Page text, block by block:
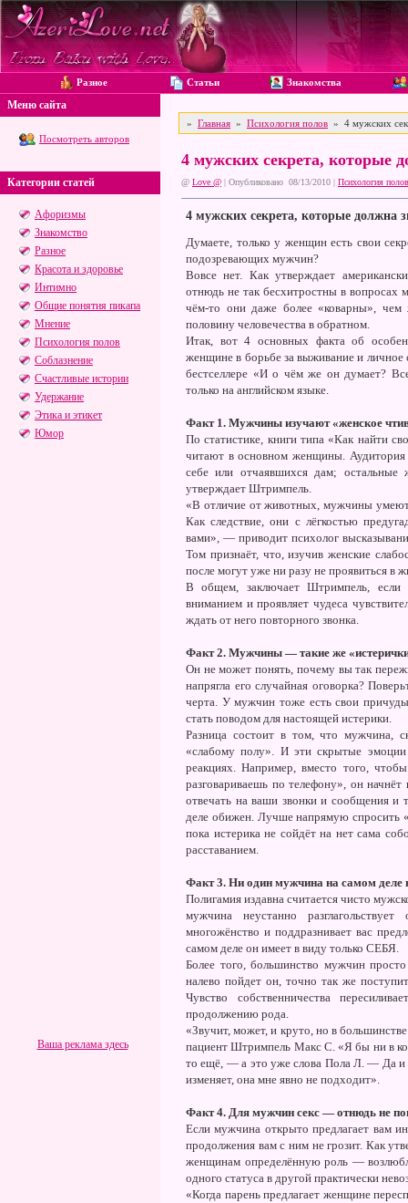
Разное Статьи Знакомства
Меню сайта
Посмотреть авторов
Категории статей
Афоризмы
Знакомство
Разное
Красота и здоровье
Интимно
Общие понятия пикапа
Мнение
Психология полов
Соблазнение
Счастливые истории
Удержание
Этика и этикет
Юмор
Ваша реклама здесь
» Главная » Психология полов » 4 мужских
4 мужских секрета, которые
@ Love @ | Опубликовано 08/13/2010 | Психология полов
4 мужских секрета, которые должна
Думаете, только у женщин есть свои
подозревающих мужчин?
Вовсе нет. Как утверждает
отнюдь не так бесхитростны в вопросах
чём-то они даже более «коварны»,
половину человечества в обратном.
Итак, вот 4 основных факта об
женщине в борьбе за выживание и
бестселлере «И о чём же он думает?
только на английском языке.
Факт 1. Мужчины изучают «женское
По статистике, книги типа «Как найти
читают в основном женщины. Аудитория
себе или отчаявшихся дам;
утверждает Штримпель.
«В отличие от животных, мужчины
Как следствие, они с лёгкостью
вами», — приводит психолог
Том признаёт, что, изучив женские
после могут уже ни разу не проявиться в
В общем, заключает Штримпель, если
вниманием и проявляет чудеса
ждать от него повторного звонка.
Факт 2. Мужчины — такие же
Он не может понять, почему вы так
напрягла его случайная оговорка?
черта. У мужчин тоже есть свои
стать поводом для настоящей истерики.
Разница состоит в том, что мужчина,
«слабому полу». И эти скрытые
реакциях. Например, вместо того,
разговариваешь по телефону», он
отвечать на ваши звонки и сообщения и
деле обижен. Лучше напрямую спросить
пока истерика не сойдёт на нет сама
расставанием.
Факт 3. Ни один мужчина на самом деле
Полигамия издавна считается чисто
мужчина неустанно
многожёнство и поддразнивает вас
самом деле он имеет в виду только СЕБЯ.
Более того, большинство мужчин
налево пойдет он, точно так же
Чувство собственничества
продолжению рода.
«Звучит, может, и круто, но в
пациент Штримпель Макс С. «Я бы ни в
то ещё, — а это уже слова Пола Л. — Да и
изменяет, она мне явно не подходит».
Факт 4. Для мужчин секс — отнюдь не
Если мужчина открыто предлагает вам
продолжения вам с ним не грозит. Как
женщинам определённую роль —
одного статуса в другой практически
«Когда парень предлагает женщине